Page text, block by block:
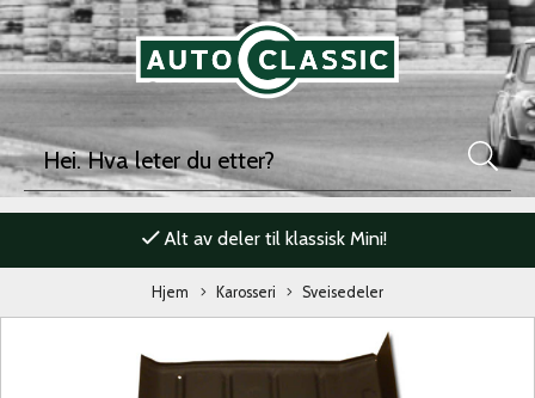
Alt av deler til klassisk Mini!
Hjem Karosseri Sveisedeler